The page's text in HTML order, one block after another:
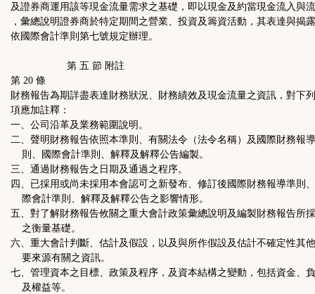
及證券商運用該等現金流量需求之基礎，即以現金及約當現金流入與
，彙總說明證券商於特定期間之營業、投資及籌資活動，其表達與揭
依國際會計準則第七號規定辦理。
第 五 節 附註
第 20 條
財務報告為期詳盡表達財務狀況、財務績效及現金流量之資訊，對下
項應加註釋：
一、公司沿革及業務範圍說明。
二、聲明財務報告依照本準則、有關法令（法令名稱）及國際財務報
則、國際會計準則、解釋及解釋公告編製。
三、通過財務報告之日期及通過之程序。
四、已採用或尚未採用本會認可之新發布、修訂後國際財務報導準則
際會計準則、解釋及解釋公告之影響情形。
五、對了解財務報告攸關之重大會計政策彙總說明及編製財務報告所
之衡量基礎。
六、重大會計判斷、估計及假設，以及與所作假設及估計不確定性其
要來源有關之資訊。
七、管理資本之目標、政策及程序，及資本結構之變動，包括資金、
及權益等。